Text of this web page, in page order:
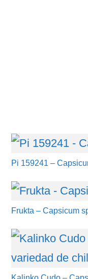
Pi 159241 –
Frukta – Capsicum